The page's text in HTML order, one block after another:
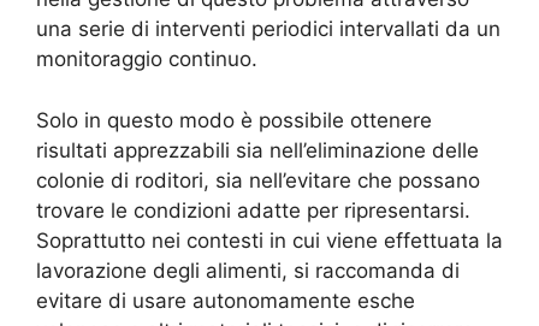
una serie di interventi periodici intervallati da un
monitoraggio continuo.
Solo in questo modo è possibile ottenere
risultati apprezzabili sia nell’eliminazione delle
colonie di roditori, sia nell’evitare che possano
trovare le condizioni adatte per ripresentarsi.
Soprattutto nei contesti in cui viene effettuata la
lavorazione degli alimenti, si raccomanda di
evitare di usare autonomamente esche